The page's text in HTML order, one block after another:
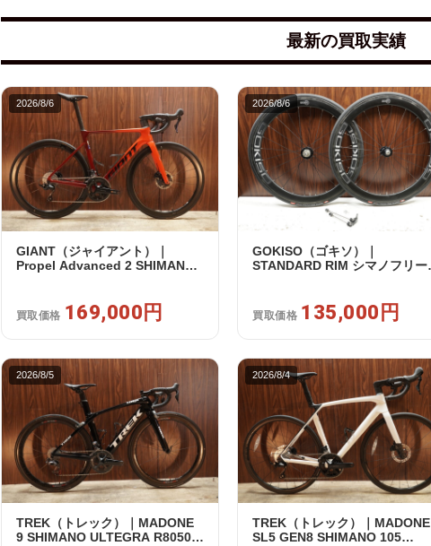
最新の買取実績
2026/8/6
GIANT（ジャイアント）｜
Propel Advanced 2 SHIMANO
買取価格 169,000円
2026/8/6
GOKISO（ゴキソ）｜
STANDARD RIM シマノフリー
買取価格 135,000円
2026/8/5
TREK（トレック）｜MADONE
9 SHIMANO ULTEGRA R8050
2026/8/4
TREK（トレック）｜MADONE
SL5 GEN8 SHIMANO 105